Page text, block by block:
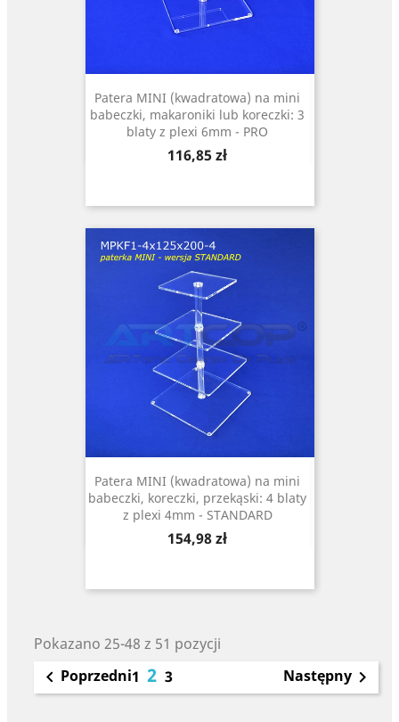
Patera MINI (kwadratowa) na mini
babeczki, makaroniki lub koreczki: 3
blaty z plexi 6mm - PRO
Cena
116,85 zł
Patera MINI (kwadratowa) na mini
babeczki, koreczki, przekąski: 4 blaty
z plexi 4mm - STANDARD
Cena
154,98 zł
Pokazano 25-48 z 51 pozycji
 Poprzedni1 2 3 Następny 